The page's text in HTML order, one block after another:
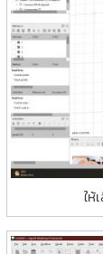
ให้